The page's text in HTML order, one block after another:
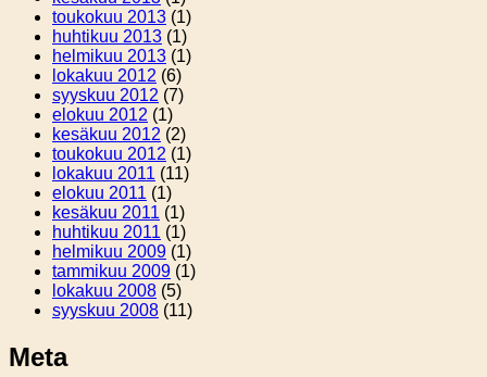
toukokuu 2013 (1)
huhtikuu 2013 (1)
helmikuu 2013 (1)
lokakuu 2012 (6)
syyskuu 2012 (7)
elokuu 2012 (1)
kesäkuu 2012 (2)
toukokuu 2012 (1)
lokakuu 2011 (11)
elokuu 2011 (1)
kesäkuu 2011 (1)
huhtikuu 2011 (1)
helmikuu 2009 (1)
tammikuu 2009 (1)
lokakuu 2008 (5)
syyskuu 2008 (11)
Meta